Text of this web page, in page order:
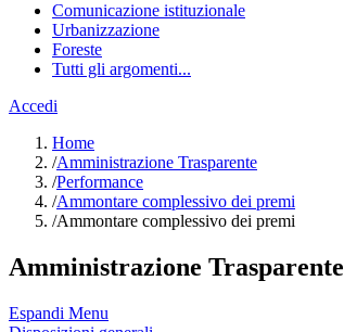
Comunicazione istituzionale
Urbanizzazione
Foreste
Tutti gli argomenti...
Accedi
Home
/Amministrazione Trasparente
/Performance
/Ammontare complessivo dei premi
/Ammontare complessivo dei premi
Amministrazione Trasparente
Espandi Menu